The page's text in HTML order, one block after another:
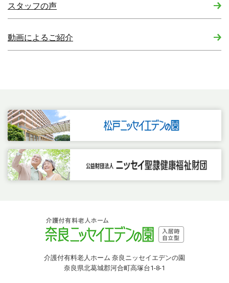
スタッフの声
動画によるご紹介
介護付有料老人ホーム 奈良ニッセイエデンの園
奈良県北葛城郡河合町高塚台1-8-1